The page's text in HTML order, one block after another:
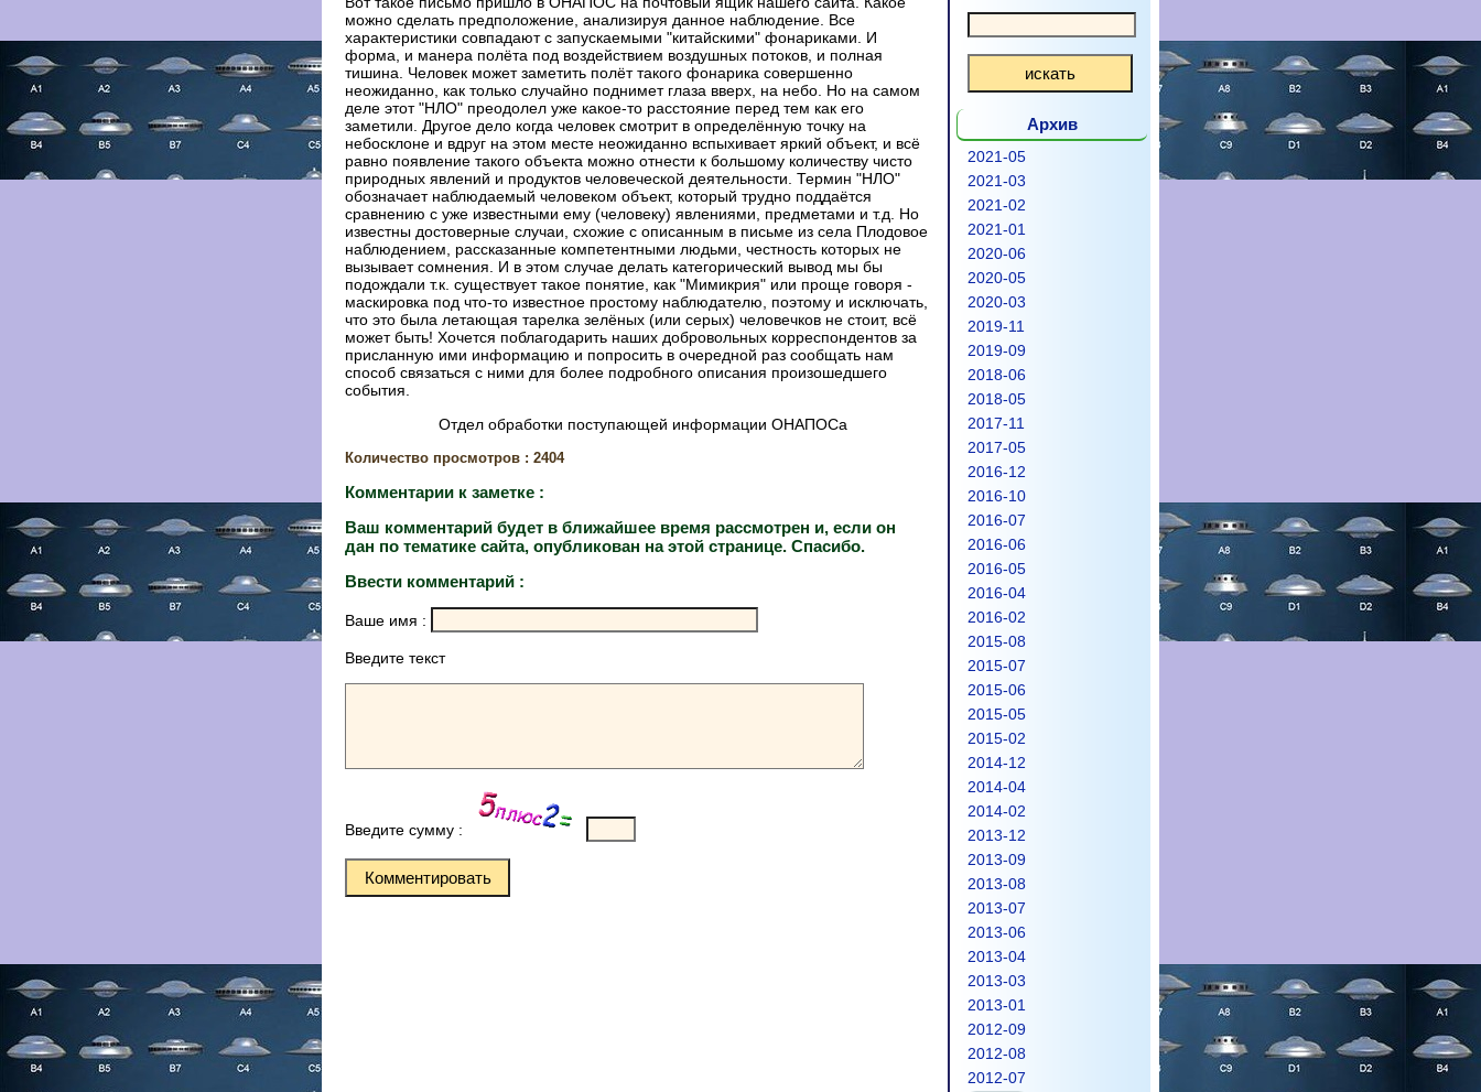
можно сделать предположение, анализируя данное наблюдение. Все
характеристики совпадают с запускаемыми "китайскими" фонариками. И
форма, и манера полёта под воздействием воздушных потоков, и полная
тишина. Человек может заметить полёт такого фонарика совершенно
неожиданно, как только случайно поднимет глаза вверх, на небо. Но на самом
деле этот "НЛО" преодолел уже какое-то расстояние перед тем как его
заметили. Другое дело когда человек смотрит в определённую точку на
небосклоне и вдруг на этом месте неожиданно вспыхивает яркий объект, и всё
равно появление такого объекта можно отнести к большому количеству чисто
природных явлений и продуктов человеческой деятельности. Термин "НЛО"
обозначает наблюдаемый человеком объект, который трудно поддаётся
сравнению с уже известными ему (человеку) явлениями, предметами и т.д. Но
известны достоверные случаи, схожие с описанным в письме из села Плодовое
наблюдением, рассказанные компетентными людьми, честность которых не
вызывает сомнения. И в этом случае делать категорический вывод мы бы
подождали т.к. существует такое понятие, как "Мимикрия" или проще говоря -
маскировка под что-то известное простому наблюдателю, поэтому и исключать,
что это была летающая тарелка зелёных (или серых) человечков не стоит, всё
может быть! Хочется поблагодарить наших добровольных корреспондентов за
присланную ими информацию и попросить в очередной раз сообщать нам
способ связаться с ними для более подробного описания произошедшего
события.
Отдел обработки поступающей информации ОНАПОСа
Количество просмотров : 2404
Комментарии к заметке :
Ваш комментарий будет в ближайшее время рассмотрен и, если он
дан по тематике сайта, опубликован на этой странице. Спасибо.
Ввести комментарий :
Ваше имя :
Введите текст
Введите сумму :
Архив
2021-05
2021-03
2021-02
2021-01
2020-06
2020-05
2020-03
2019-11
2019-09
2018-06
2018-05
2017-11
2017-05
2016-12
2016-10
2016-07
2016-06
2016-05
2016-04
2016-02
2015-08
2015-07
2015-06
2015-05
2015-02
2014-12
2014-04
2014-02
2013-12
2013-09
2013-08
2013-07
2013-06
2013-04
2013-03
2013-01
2012-09
2012-08
2012-07